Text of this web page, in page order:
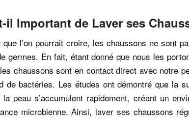
il Important de Laver ses
l’on pourrait croire, les chaussons ne sont
germes. En fait, étant donné que nous les
chaussons sont en contact direct avec notre
de bactéries. Les études ont démontré que la
peau s’accumulent rapidement, créant un
microbienne. Ainsi, laver ses chaussons